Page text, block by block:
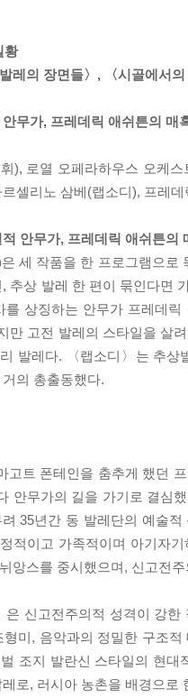
황
레의 장면들〉, 〈시골에서
무가, 프레데릭 애쉬튼의 매
), 로열 오페라하우스 오케
셀리노 삼베(랩소디), 프레
안무가, 프레데릭 애쉬튼의
은 세 작품을 한 프로그램으
추상 발레 한 편이 묶인다면
를 상징하는 안무가 프레데
만 고전 발레의 스타일을 살
발레다. 〈랩소디〉는 추
의 총출동했다.
고트 폰테인을 춤추게 했던
안무가의 길을 가기로 결심
35년간 동 발레단의 예술
적이고 가족적이며 아기자
앙스를 중시했으며, 신고전
신고전주의적 성격이 강
미, 음악과의 정밀한 구조
조지 발란신 스타일의 현
로, 러시아 농촌을 배경으